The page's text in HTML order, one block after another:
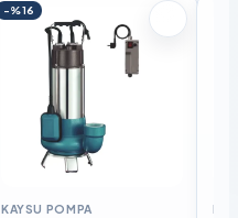
-%16
KAYSU POMPA